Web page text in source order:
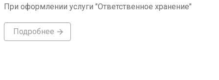
При оформлении услуги "Ответственное хранение"
Подробнее